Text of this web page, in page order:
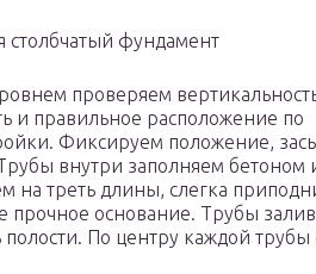
столбчатый фундамент
проверяем
и правильное расположение по
Фиксируем положение,
внутри заполняем
на треть длины, слегка
прочное основание. Трубы
полости. По центру каждой